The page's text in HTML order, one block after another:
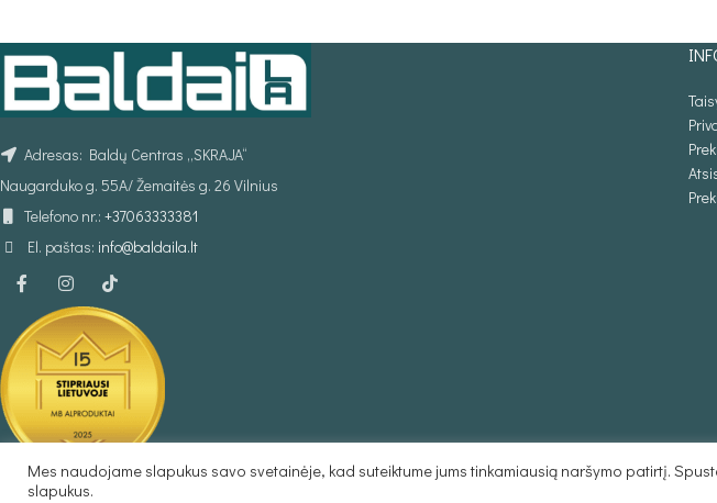
Adresas: Baldų Centras „SKRAJA“
Naugarduko g. 55A/ Žemaitės g. 26 Vilnius
Telefono nr.: +37063333381
El. paštas: info@baldaila.lt
Baldaila.lt © 2025
Mes naudojame slapukus savo svetainėje, kad suteiktume jums tinkamiausią naršymo patirtį.
slapukus.